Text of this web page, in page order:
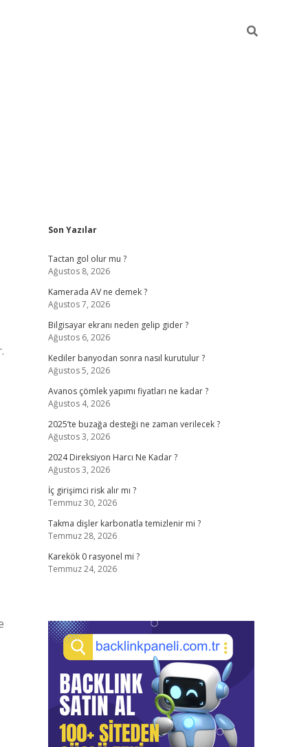
Sidebar
Son Yazılar
Tactan gol olur mu ?
Ağustos 8, 2026
Kamerada AV ne demek ?
Ağustos 7, 2026
Bilgisayar ekranı neden gelip gider ?
Ağustos 6, 2026
Kediler banyodan sonra nasıl kurutulur ?
Ağustos 5, 2026
Avanos çömlek yapımı fiyatları ne kadar ?
Ağustos 4, 2026
2025’te buzağa desteği ne zaman verilecek ?
Ağustos 3, 2026
2024 Direksiyon Harcı Ne Kadar ?
Ağustos 3, 2026
İç girişimci risk alır mı ?
Temmuz 30, 2026
Takma dişler karbonatla temizlenir mi ?
Temmuz 28, 2026
Karekök 0 rasyonel mi ?
Temmuz 24, 2026